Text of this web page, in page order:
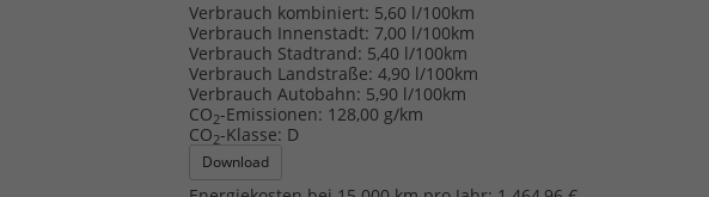
Verbrauch kombiniert: 5,60 l/100km
Verbrauch Innenstadt: 7,00 l/100km
Verbrauch Stadtrand: 5,40 l/100km
Verbrauch Landstraße: 4,90 l/100km
Verbrauch Autobahn: 5,90 l/100km
CO2-Emissionen: 128,00 g/km
CO2-Klasse: D
Download